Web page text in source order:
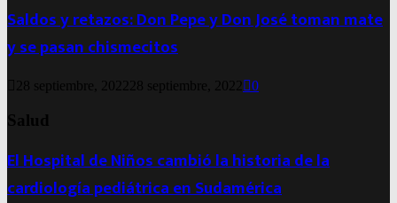
Saldos y retazos: Don Pepe y Don José toman mate
y se pasan chismecitos
28 septiembre, 2022 28 septiembre, 2022 0
Salud
El Hospital de Niños cambió la historia de la
cardiología pediátrica en Sudamérica